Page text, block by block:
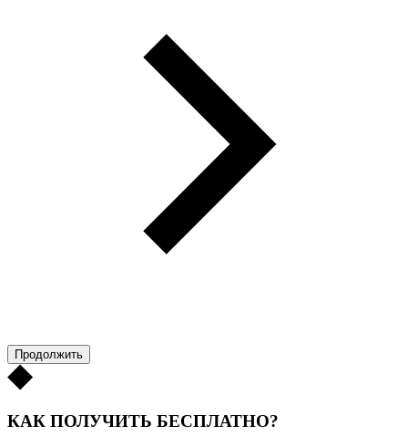
Продолжить
КАК ПОЛУЧИТЬ БЕСПЛАТНО?